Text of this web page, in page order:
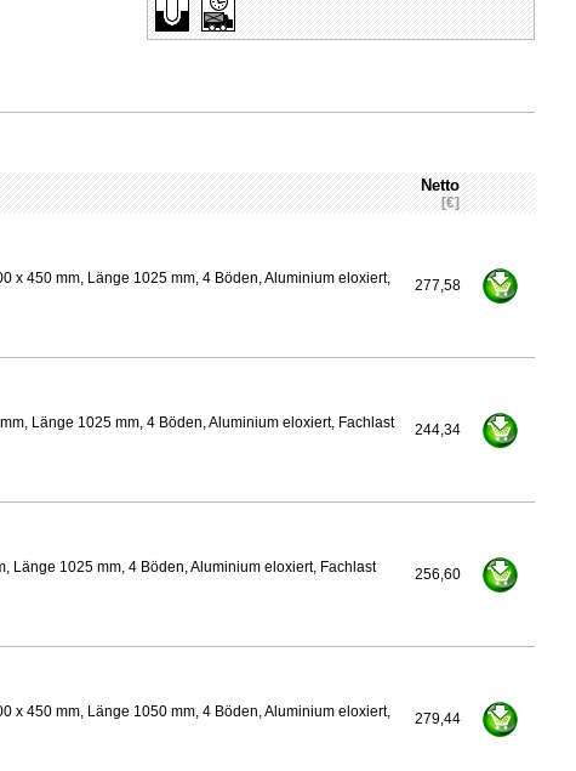
Netto
[€]
x 450 mm, Länge 1025 mm, 4 Böden, Aluminium eloxiert,
277,58
Länge 1025 mm, 4 Böden, Aluminium eloxiert, Fachlast
244,34
Länge 1025 mm, 4 Böden, Aluminium eloxiert, Fachlast
256,60
x 450 mm, Länge 1050 mm, 4 Böden, Aluminium eloxiert,
279,44